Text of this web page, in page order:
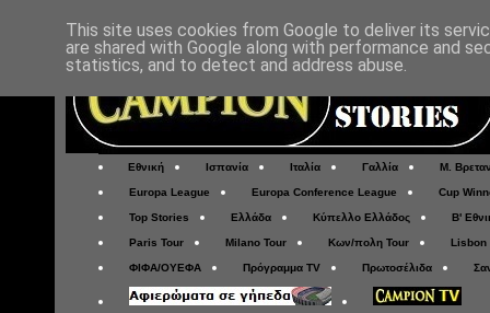
Εθνική Ισπανία Ιταλία Γαλλία Μ.
Europa League Europa Conference League Cup
Top Stories Ελλάδα Κύπελλο Ελλάδος Β'
Paris Tour Milano Tour Κων/πολη Tour Lisbon
ΦΙΦΑ/ΟΥΕΦΑ Πρόγραμμα TV Πρωτοσέλιδα
This site uses cookies from Google to deliver its
are shared with Google along with performance and
statistics, and to detect and address abuse.